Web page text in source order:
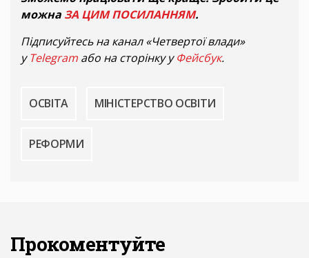
можна ЗА ЦИМ ПОСИЛАННЯМ.
Підписуйтесь на канал «Четвертої влади»
уTelegram або на сторінку уФейсбук.
ОСВІТА МІНІСТЕРСТВО ОСВІТИ
РЕФОРМИ
Прокоментуйте